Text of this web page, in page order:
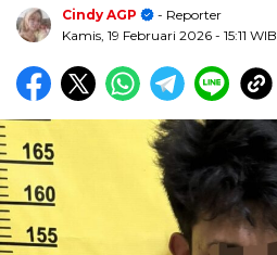
Cindy AGP
- Reporter
Kamis, 19 Februari 2026 - 15:11 WIB